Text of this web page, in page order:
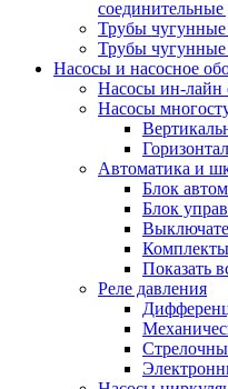
соединительные
Трубы
Трубы
Насосы и насосное
Насосы ин-лайн
Насосы
Автоматика и
Блок
Блок
Комплекты
Показать
Реле давления